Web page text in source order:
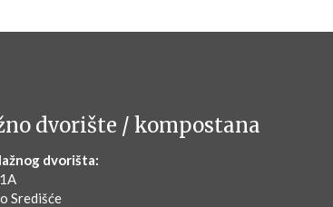
dvorište / kompostana
dvorišta:
Središće